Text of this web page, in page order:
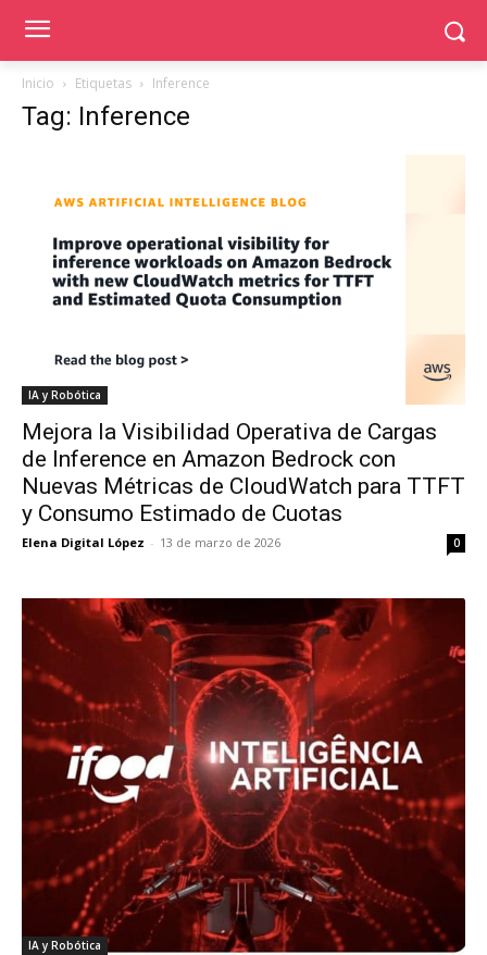
Inicio Etiquetas Inference
Tag: Inference
IA y Robótica
Mejora la Visibilidad Operativa de Cargas
de Inference en Amazon Bedrock con
Nuevas Métricas de CloudWatch para TTFT
y Consumo Estimado de Cuotas
Elena Digital López - 13 de marzo de 2026 0
IA y Robótica